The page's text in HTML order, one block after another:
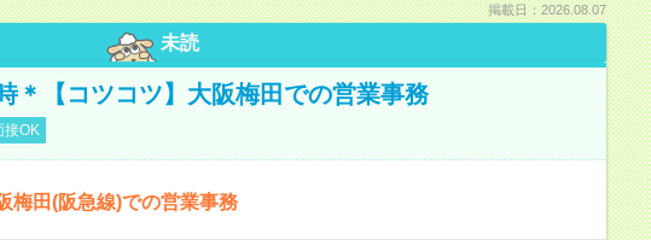
掲載日：2026.08.07
未読
＊【コツコツ】大阪梅田での営業事務
接OK
梅田(阪急線)での営業事務